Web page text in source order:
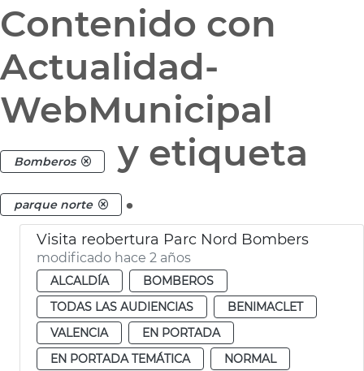
Contenido con
Actualidad-
WebMunicipal
Bomberos y etiqueta
parque norte .
Visita reobertura Parc Nord Bombers
modificado hace 2 años
ALCALDÍA
BOMBEROS
TODAS LAS AUDIENCIAS
BENIMACLET
VALENCIA
EN PORTADA
EN PORTADA TEMÁTICA
NORMAL